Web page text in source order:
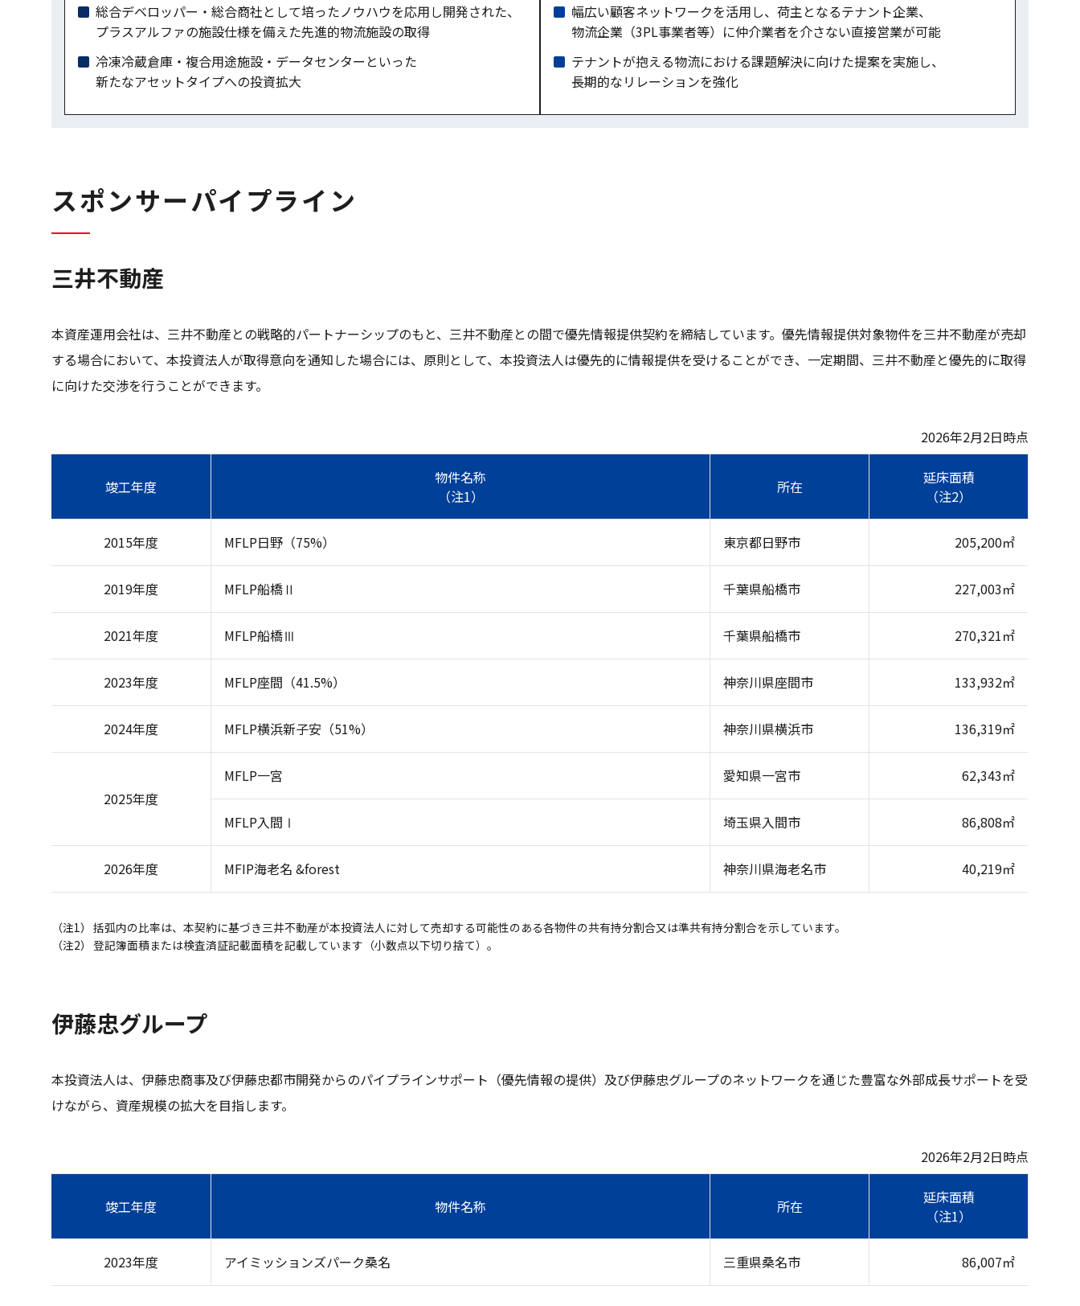
総合デベロッパー・総合商社として培ったノウハウを応用し開発された、
プラスアルファの施設仕様を備えた先進的物流施設の取得
冷凍冷蔵倉庫・複合用途施設・データセンターといった
新たなアセットタイプへの投資拡大
幅広い顧客ネットワークを活用し、荷主となるテナント企業、
物流企業（3PL事業者等）に仲介業者を介さない直接営業が可能
テナントが抱える物流における課題解決に向けた提案を実施し、
長期的なリレーションを強化
スポンサーパイプライン
三井不動産
本資産運用会社は、三井不動産との戦略的パートナーシップのもと、三井不動産との間で優先情報提供契約を締結しています。優先情報提供対象物件を三井不動産が売却
する場合において、本投資法人が取得意向を通知した場合には、原則として、本投資法人は優先的に情報提供を受けることができ、一定期間、三井不動産と優先的に取得
に向けた交渉を行うことができます。
2026年2月2日時点
竣工年度
物件名称
（注1）
所在
延床面積
（注2）
2015年度 MFLP日野（75%） 東京都日野市 205,200㎡
2019年度 MFLP船橋Ⅱ 千葉県船橋市 227,003㎡
2021年度 MFLP船橋Ⅲ 千葉県船橋市 270,321㎡
2023年度 MFLP座間（41.5%） 神奈川県座間市 133,932㎡
2024年度 MFLP横浜新子安（51%） 神奈川県横浜市 136,319㎡
2025年度
MFLP一宮 愛知県一宮市 62,343㎡
MFLP入間Ⅰ 埼玉県入間市 86,808㎡
2026年度 MFIP海老名 &forest 神奈川県海老名市 40,219㎡
（注1） 括弧内の比率は、本契約に基づき三井不動産が本投資法人に対して売却する可能性のある各物件の共有持分割合又は準共有持分割合を示しています。
（注2） 登記簿面積または検査済証記載面積を記載しています（小数点以下切り捨て）。
伊藤忠グループ
本投資法人は、伊藤忠商事及び伊藤忠都市開発からのパイプラインサポート（優先情報の提供）及び伊藤忠グループのネットワークを通じた豊富な外部成長サポートを受
けながら、資産規模の拡大を目指します。
2026年2月2日時点
竣工年度 物件名称 所在
延床面積
（注1）
2023年度 アイミッションズパーク桑名 三重県桑名市 86,007㎡